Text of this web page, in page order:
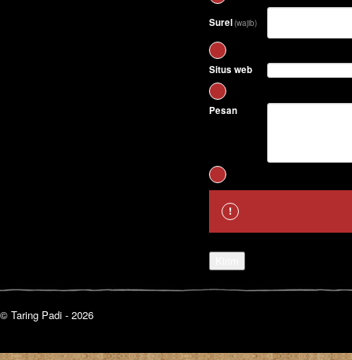
Surel(wajib)
Situs web
Pesan
© Taring Padi - 2026